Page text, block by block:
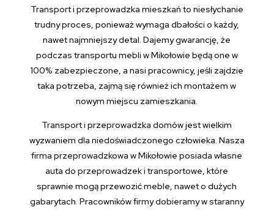
Transport i przeprowadzka mieszkań to niesłychanie
trudny proces, ponieważ wymaga dbałości o każdy,
nawet najmniejszy detal. Dajemy gwarancję, że
podczas transportu mebli w Mikołowie będą one w
100% zabezpieczone, a nasi pracownicy, jeśli zajdzie
taka potrzeba, zajmą się również ich montażem w
nowym miejscu zamieszkania.
Transport i przeprowadzka domów jest wielkim
wyzwaniem dla niedoświadczonego człowieka. Nasza
firma przeprowadzkowa w Mikołowie posiada własne
auta do przeprowadzek i transportowe, które
sprawnie mogą przewozić meble, nawet o dużych
gabarytach. Pracowników firmy dobieramy w staranny